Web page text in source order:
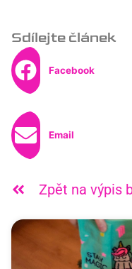
Sdílejte článek
Facebook
Email
Zpět na výpis